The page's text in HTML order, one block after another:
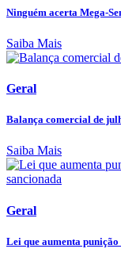
Ninguém acerta Mega-
Saiba Mais
Geral
Balança comercial de
Saiba Mais
Geral
Lei que aumenta